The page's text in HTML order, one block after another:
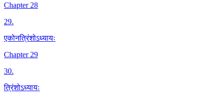
Chapter 28
29.
एकोनत्रिंशोऽध्यायः
Chapter 29
30.
त्रिंशोऽध्यायः